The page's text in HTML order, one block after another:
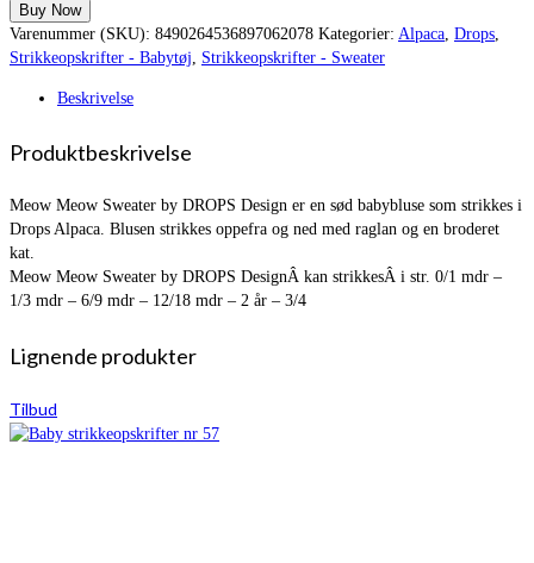
pris
var:
kr. 98,00.
er:
kr. 66,85.
Buy Now
Varenummer (SKU): 8490264536897062078 Kategorier: Alpaca, Drops,
Strikkeopskrifter - Babytøj, Strikkeopskrifter - Sweater
Beskrivelse
Produktbeskrivelse
Meow Meow Sweater by DROPS Design er en sød babybluse som strikkes i
Drops Alpaca. Blusen strikkes oppefra og ned med raglan og en broderet
kat.
Meow Meow Sweater by DROPS DesignÂ kan strikkesÂ i str. 0/1 mdr –
1/3 mdr – 6/9 mdr – 12/18 mdr – 2 år – 3/4
Lignende produkter
Tilbud